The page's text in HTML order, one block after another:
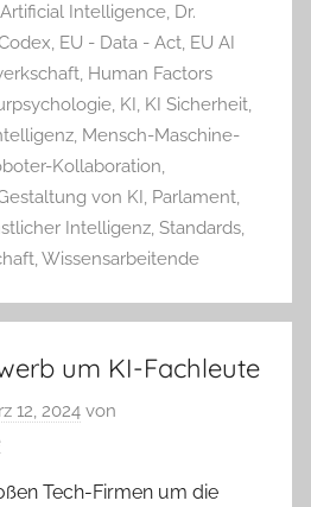
Artificial Intelligence, Dr.
, EU - Data - Act, EU AI
, Human Factors
, KI, KI Sicherheit,
, Mensch-Maschine-
Kollaboration,
von KI, Parlament,
Intelligenz, Standards,
,Wissensarbeitende
um KI-Fachleute
12, 2024 von
Tech-Firmen um die